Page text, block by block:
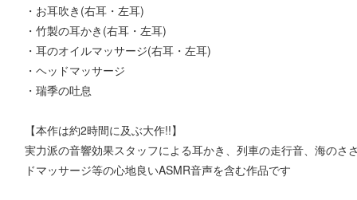
・お耳吹き(右耳・左耳)
・竹製の耳かき(右耳・左耳)
・耳のオイルマッサージ(右耳・左耳)
・ヘッドマッサージ
・瑞季の吐息
【本作は約2時間に及ぶ大作!!】
実力派の音響効果スタッフによる耳かき、列車の走行音、海のさ
ドマッサージ等の心地良いASMR音声を含む作品です